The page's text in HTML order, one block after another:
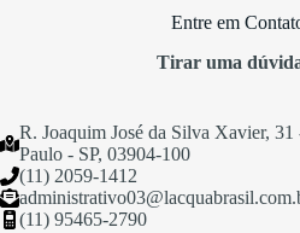
Entre em
Tirar uma
R. Joaquim José da Silva Xavier, 31
Paulo - SP, 03904-100
(11) 2059-1412
(11) 95465-2790